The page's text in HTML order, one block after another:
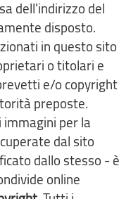
dell'indirizzo del
disposto.
in questo sito
o titolari e
e/o copyright
preposte.
immagini per la
dal sito
dallo stesso - è
online